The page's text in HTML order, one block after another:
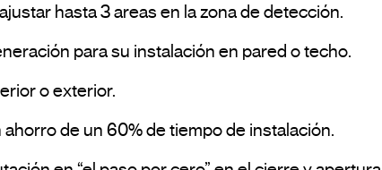
hasta 3 areas en la zona de detección.
para su instalación en pared o techo.
o exterior.
de un 60% de tiempo de instalación.